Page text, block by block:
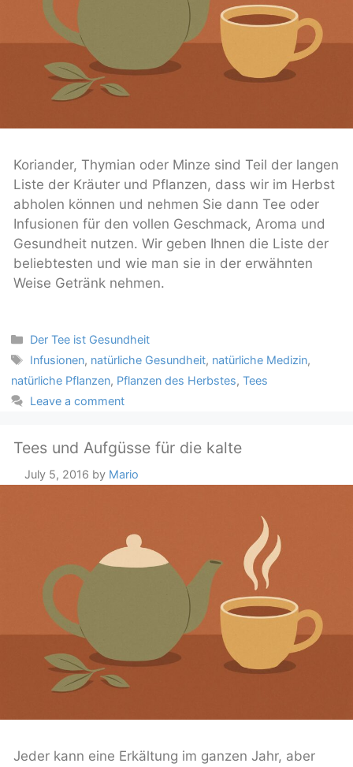
Koriander, Thymian oder Minze sind Teil der langen
Liste der Kräuter und Pflanzen, dass wir im Herbst
abholen können und nehmen Sie dann Tee oder
Infusionen für den vollen Geschmack, Aroma und
Gesundheit nutzen. Wir geben Ihnen die Liste der
beliebtesten und wie man sie in der erwähnten
Weise Getränk nehmen.
Categories
Der Tee ist Gesundheit
Tags
Infusionen, natürliche Gesundheit, natürliche Medizin,
natürliche Pflanzen, Pflanzen des Herbstes,Tees
Leave a comment
Tees und Aufgüsse für die kalte
July 5, 2016 by Mario
Jeder kann eine Erkältung im ganzen Jahr, aber